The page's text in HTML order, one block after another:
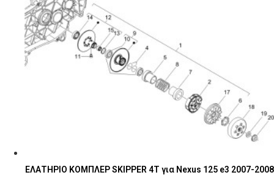
ΕΛΑΤΗΡΙΟ ΚΟΜΠΛΕΡ SKIPPER 4T για Nexus 125 e3 2007-2008